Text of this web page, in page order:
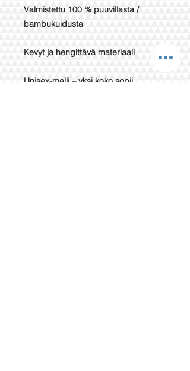
Valmistettu 100 % puuvillasta /
bambukuidusta
Kevyt ja hengittävä materiaali
Unisex-malli – yksi koko sopii